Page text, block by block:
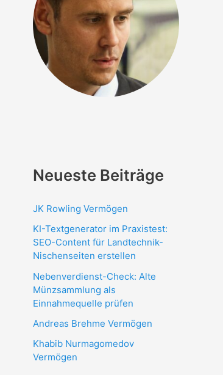
Neueste Beiträge
JK Rowling Vermögen
KI-Textgenerator im Praxistest:
SEO-Content für Landtechnik-
Nischenseiten erstellen
Nebenverdienst-Check: Alte
Münzsammlung als
Einnahmequelle prüfen
Andreas Brehme Vermögen
Khabib Nurmagomedov
Vermögen